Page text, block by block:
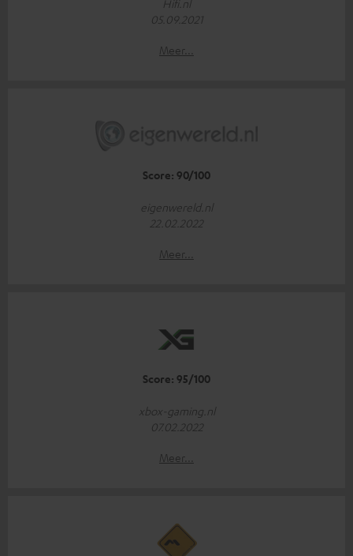
Hifi.nl
05.09.2021
Meer...
Score: 90/100
eigenwereld.nl
22.02.2022
Meer...
Score: 95/100
xbox-gaming.nl
07.02.2022
Meer...